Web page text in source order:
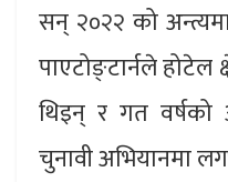
सन् २०२२ को
पाएटोङ्टार्नले होटेल
थिइन् र गत
चुनावी अभियानमा